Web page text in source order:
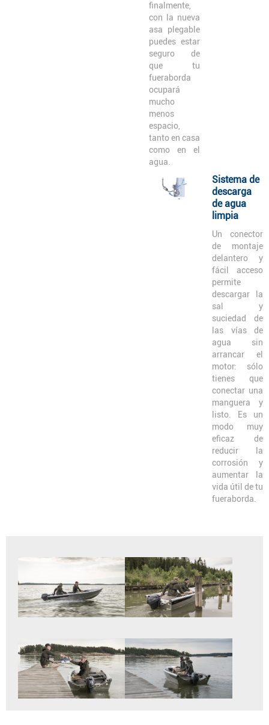
finalmente,
con la nueva
asa plegable
puedes estar
seguro de
que tu
fueraborda
ocupará
mucho
menos
espacio,
tanto en casa
como en el
agua.
Sistema de
descarga
de agua
limpia
Un conector
de montaje
delantero y
fácil acceso
permite
descargar la
sal y
suciedad de
las vías de
agua sin
arrancar el
motor: sólo
tienes que
conectar una
manguera y
listo. Es un
modo muy
eficaz de
reducir la
corrosión y
aumentar la
vida útil de tu
fueraborda.